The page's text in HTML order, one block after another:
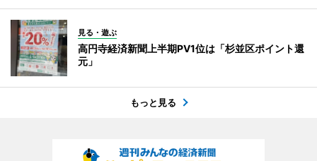
見る・遊ぶ
高円寺経済新聞上半期PV1位は「杉並区ポイント還
元」
もっと見る